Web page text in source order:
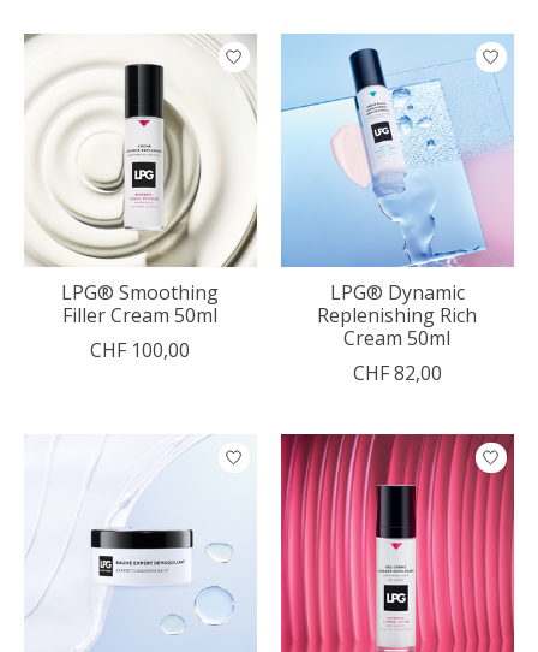
LPG® Smoothing
Filler Cream 50ml
CHF 100,00
LPG® Dynamic
Replenishing Rich
Cream 50ml
CHF 82,00